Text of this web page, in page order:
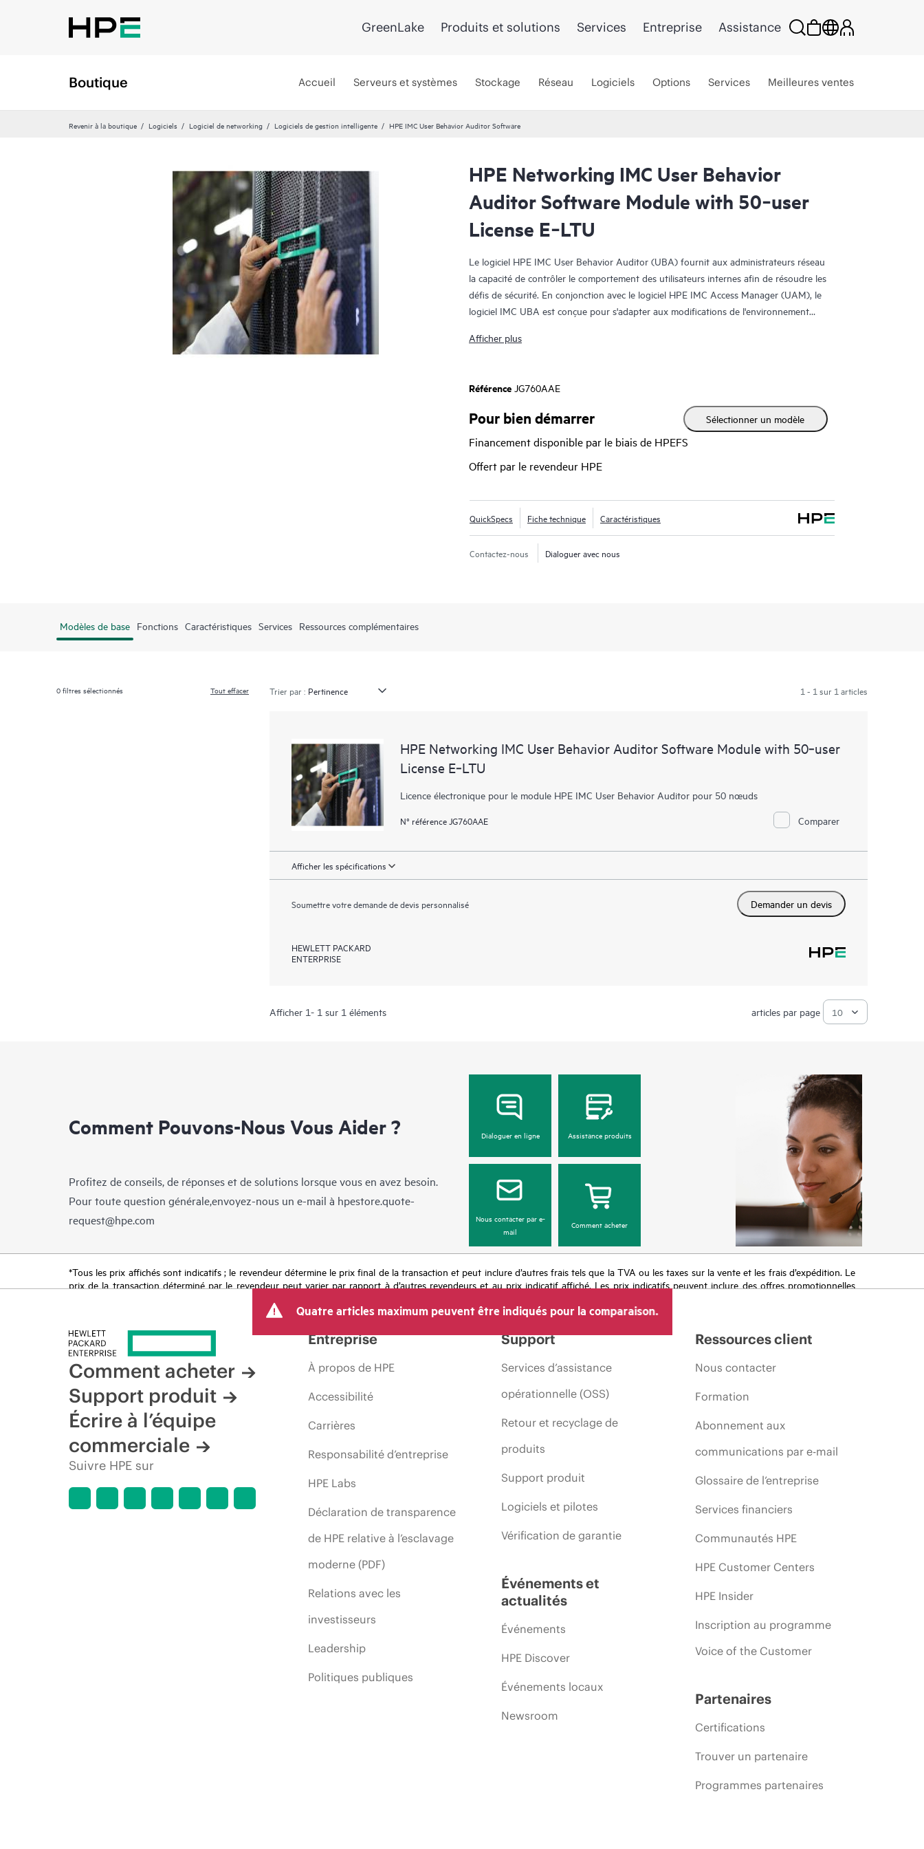
GreenLake Produits et solutions Services Entreprise Assistance
Boutique Accueil Serveurs et systèmes Stockage Réseau Logiciels Options Services Meilleures ventes
Revenir à la boutique Logiciels Logiciel de networking Logiciels de gestion intelligente HPE IMC User Behavior Auditor Software
HPE Networking IMC User Behavior
Auditor Software Module with 50‑user
License E‑LTU
Le logiciel HPE IMC User Behavior Auditor (UBA) fournit aux administrateurs réseau
la capacité de contrôler le comportement des utilisateurs internes afin de résoudre les
défis de sécurité. En conjonction avec le logiciel HPE IMC Access Manager (UAM), le
logiciel IMC UBA est conçue pour s'adapter aux modifications de l'environnement
les informations des paquets HTTP, FTP et SMTP.
Afficher plus
Référence JG760AAE
Pour bien démarrer
Financement disponible par le biais de HPEFS
Offert par le revendeur HPE
Sélectionner un modèle
QuickSpecs Fiche technique Caractéristiques
Contactez-nous Dialoguer avec nous
Modèles de base Fonctions Caractéristiques Services Ressources complémentaires
0filtres sélectionnés Tout effacer Trier par : 1 - 1 sur 1 articles
HPE Networking IMC User Behavior Auditor Software Module with 50‑user
License E‑LTU
Licence électronique pour le module HPE IMC User Behavior Auditor pour 50 nœuds
N° référence JG760AAE Comparer
Afficher les spécifications
Soumettre votre demande de devis personnalisé Demander un devis
HEWLETT PACKARD
ENTERPRISE
Afficher 1- 1 sur 1 éléments articles par page
Comment Pouvons-Nous Vous Aider ?
Profitez de conseils, de réponses et de solutions lorsque vous en avez besoin.
Pour toute question générale,envoyez-nous un e-mail à hpestore.quote-
request@hpe.com
Dialoguer en ligne Assistance produits
Nous contacter par e-
mail
Comment acheter
*Tous les prix affichés sont indicatifs ; le revendeur détermine le prix final de la transaction et peut inclure d’autres frais tels que la TVA ou les taxes sur la vente et les frais d’expédition. Le
prix de la transaction déterminé par le revendeur peut varier par rapport à d’autres revendeurs et au prix indicatif affiché. Les prix indicatifs peuvent inclure des offres promotionnelles
produit, la disponibilité restreinte d’un produit, la fin d’une période de promotion et des erreurs dans les publicités.
Quatre articles maximum peuvent être indiqués pour la comparaison.
Comment acheter
Support produit
Écrire à l’équipe
commerciale
Suivre HPE sur
Entreprise
À propos de HPE
Accessibilité
Carrières
Responsabilité d’entreprise
HPE Labs
Déclaration de transparence
de HPE relative à l’esclavage
moderne (PDF)
Relations avec les
investisseurs
Leadership
Politiques publiques
Support
Services d’assistance
opérationnelle (OSS)
Retour et recyclage de
produits
Support produit
Logiciels et pilotes
Vérification de garantie
Événements et
actualités
Événements
HPE Discover
Événements locaux
Newsroom
Ressources client
Nous contacter
Formation
Abonnement aux
communications par e-mail
Glossaire de l’entreprise
Services financiers
Communautés HPE
HPE Customer Centers
HPE Insider
Inscription au programme
Voice of the Customer
Partenaires
Certifications
Trouver un partenaire
Programmes partenaires